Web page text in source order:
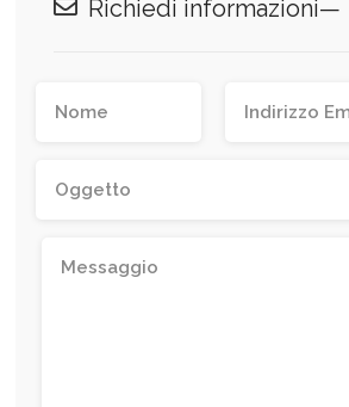
Richiedi informazioni—